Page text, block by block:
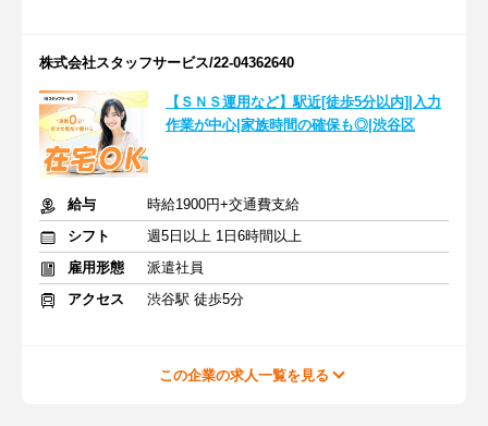
株式会社スタッフサービス/22-04362640
【ＳＮＳ運用など】駅近[徒歩5分以内]|入力
作業が中心|家族時間の確保も◎|渋谷区
給与
時給1900円+交通費支給
シフト
週5日以上 1日6時間以上
雇用形態
派遣社員
アクセス
渋谷駅 徒歩5分
この企業の求人一覧を見る